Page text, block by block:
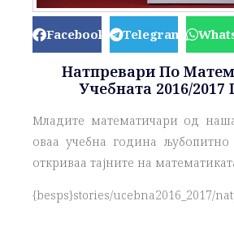
Facebook Telegram
Натпревари По
Учебната 2016/2017
Младите математичари од
оваа учебна година
откриваа тајните на
{besps}stories/ucebna2016_2017/